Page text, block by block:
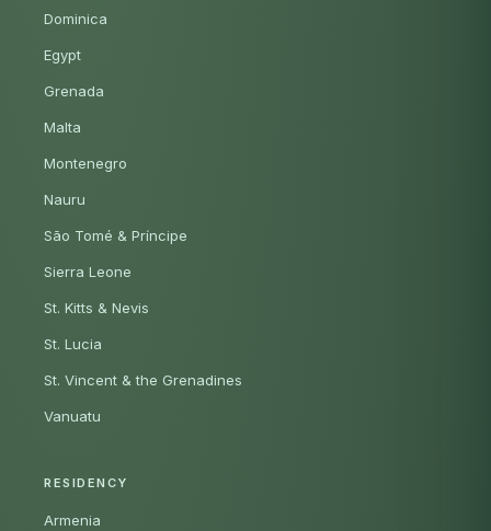
Dominica
Egypt
Grenada
Malta
Montenegro
Nauru
São Tomé & Príncipe
Sierra Leone
St. Kitts & Nevis
St. Lucia
St. Vincent & the Grenadines
Vanuatu
RESIDENCY
Armenia